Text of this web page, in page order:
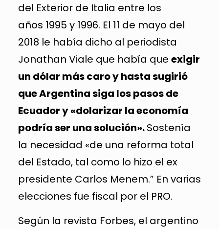
del Exterior de Italia entre los
años 1995 y 1996. ​El 11 de mayo del
2018 le había dicho al periodista
Jonathan Viale que había que exigir
un dólar más caro y hasta sugirió
que Argentina siga los pasos de
Ecuador y «dolarizar la economía
podría ser una solución».Sostenía
la necesidad «de una reforma total
del Estado, tal como lo hizo el ex
presidente Carlos Menem.” En varias
elecciones fue fiscal por el PRO.
Según la revista Forbes, el argentino